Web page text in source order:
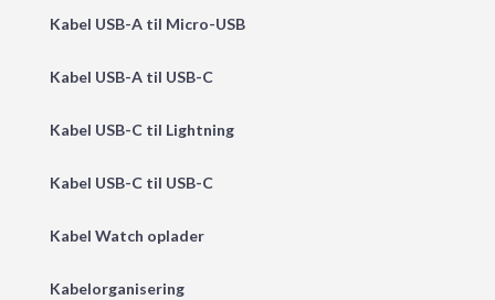
Kabel USB-A til Micro-USB
Kabel USB-A til USB-C
Kabel USB-C til Lightning
Kabel USB-C til USB-C
Kabel Watch oplader
Kabelorganisering